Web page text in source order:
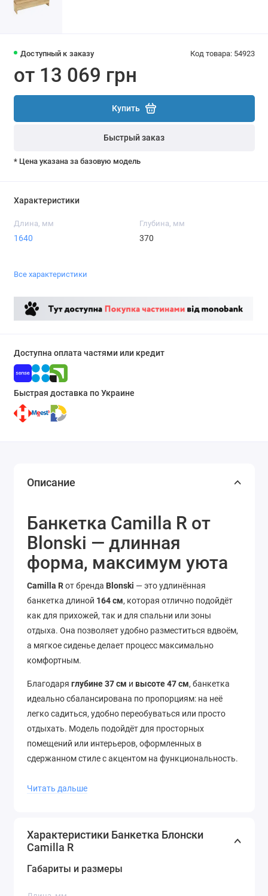
Доступный к заказу Код товара: 54923
от 13 069 грн
Купить
Быстрый заказ
* Цена указана за базовую модель
Характеристики
Длина, мм
1640
Глубина, мм
370
Все характеристики
Доступна оплата частями или кредит
Быстрая доставка по Украине
Описание
Банкетка Camilla R от
Blonski — длинная
форма, максимум уюта
Camilla Rот бренда Blonski — это удлинённая
банкетка длиной 164 см, которая отлично подойдёт
как для прихожей, так и для спальни или зоны
отдыха. Она позволяет удобно разместиться вдвоём,
а мягкое сиденье делает процесс максимально
комфортным.
Благодаря глубине 37 см и высоте 47 см, банкетка
идеально сбалансирована по пропорциям: на неё
легко садиться, удобно переобуваться или просто
отдыхать. Модель подойдёт для просторных
помещений или интерьеров, оформленных в
сдержанном стиле с акцентом на функциональность.
продуманным дизайном и вниманием к деталям.
Характеристики:
Модель:Банкетка Camilla R
Читать дальше
Характеристики Банкетка Блонски
Camilla R
Габариты и размеры